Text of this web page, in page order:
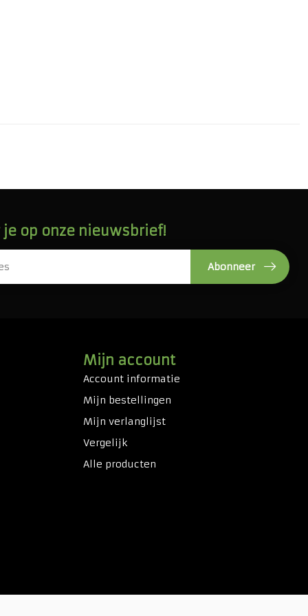
je op onze nieuwsbrief!
Abonneer
Mijn account
Account informatie
Mijn bestellingen
Mijn verlanglijst
Vergelijk
Alle producten